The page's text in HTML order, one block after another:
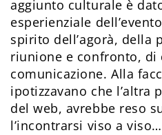
aggiunto culturale è
esperienziale
spirito dell’agorà, della
riunione e confronto, di
comunicazione. Alla
ipotizzavano che l’altra
del web, avrebbe reso
l’incontrarsi viso a viso…